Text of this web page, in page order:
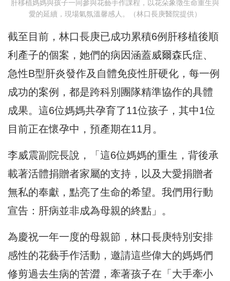
肝移植媽媽與孩子一同參與花藝手作課程，以花朵象徵生命重生與
愛的延續，現場氣氛溫馨感人。（林口長庚醫院提供）
截至目前，林口長庚已成功累積6例肝移植後順
利產子的個案，她們的病因涵蓋威爾森氏症、
急性B型肝炎發作及自體免疫性肝硬化，每一例
成功的案例，都是跨科別團隊精準協作的具體
成果。這6位媽媽共孕育了11位孩子，其中1位
目前正在懷孕中，預產期在11月。
李威震副院長說，「這6位媽媽的重生，背後承
載著活體捐贈者家屬的支持，以及大愛捐贈者
無私的奉獻，點亮了生命的希望。我們用行動
宣告：肝病並非成為母親的終點」。
為慶祝一年一度的母親節，林口長庚特別安排
感性的花藝手作活動，邀請這些偉大的媽媽們
修剪過去生病的苦澀，牽著孩子在「大手牽小